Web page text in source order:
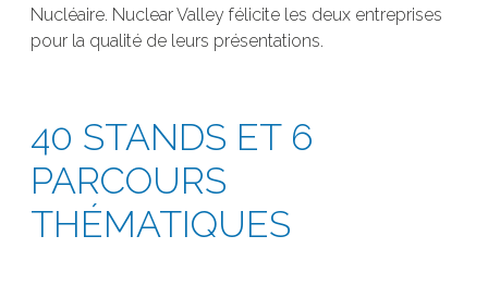
Nucléaire. Nuclear Valley félicite les deux entreprises
pour la qualité de leurs présentations.
40 STANDS ET 6
PARCOURS
THÉMATIQUES